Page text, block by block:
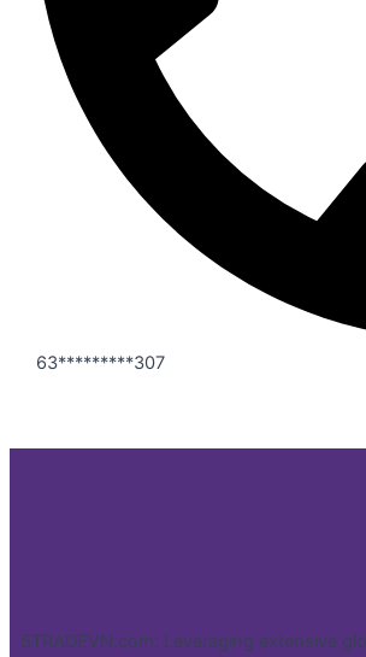
63*********307
STRADEVN.com: Leveraging extensive